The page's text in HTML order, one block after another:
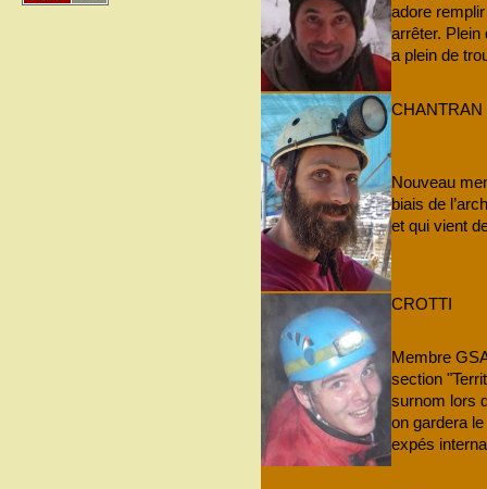
adore
arrêter. Plein
a plein de
CHANTRAN
Nouveau
biais de
et qui vient
CROTTI
Membre
section
surnom lors
on gardera
expés